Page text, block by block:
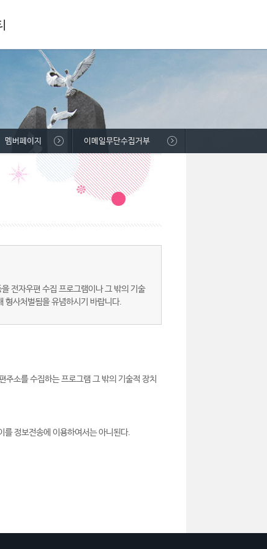
멤버페이지 이메일무단수집거부
전자우편 수집 프로그램이나 그 밖의 기술
형사처벌됨을 유념하시기 바랍니다.
소를 수집하는 프로그램 그 밖의 기술적 장치
를 정보전송에 이용하여서는 아니된다.